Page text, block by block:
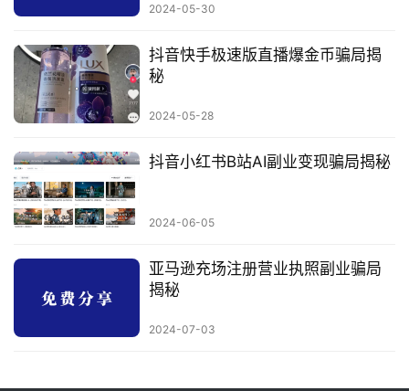
2024-05-30
抖音快手极速版直播爆金币骗局揭
秘
2024-05-28
抖音小红书B站AI副业变现骗局揭秘
2024-06-05
亚马逊充场注册营业执照副业骗局
揭秘
2024-07-03